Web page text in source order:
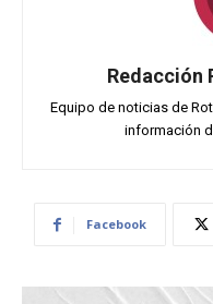
Redacción
Equipo de noticias de
información
Facebook